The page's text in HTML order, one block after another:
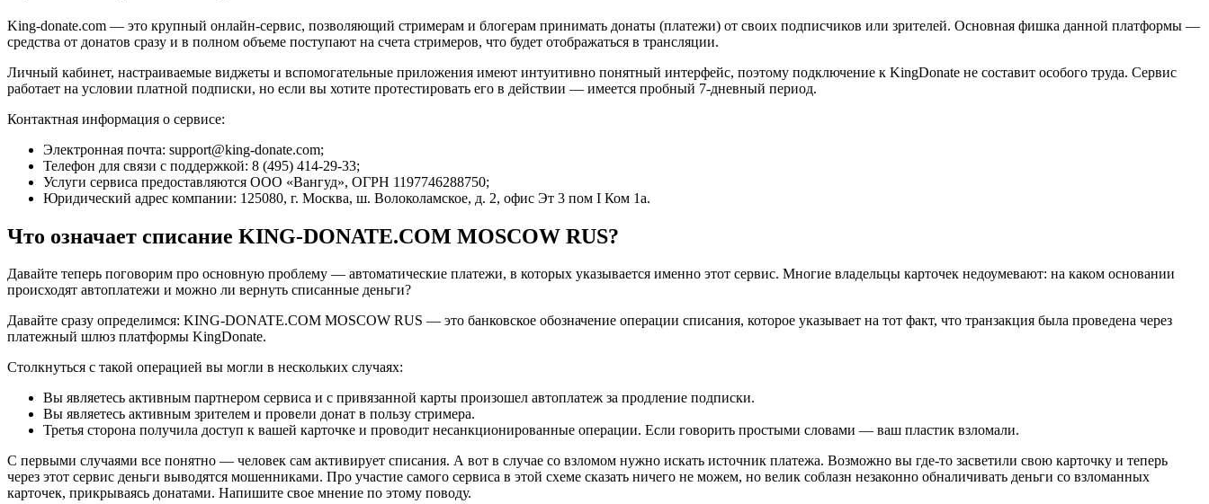
King-donate.com — это крупный онлайн-сервис, позволяющий стримерам и блогерам принимать донаты (платежи) от своих подписчиков или зрителей. Основная фишка данной платформы —
средства от донатов сразу и в полном объеме поступают на счета стримеров, что будет отображаться в трансляции.
Личный кабинет, настраиваемые виджеты и вспомогательные приложения имеют интуитивно понятный интерфейс, поэтому подключение к KingDonate не составит особого труда. Сервис
работает на условии платной подписки, но если вы хотите протестировать его в действии — имеется пробный 7-дневный период.
Контактная информация о сервисе:
Электронная почта: support@king-donate.com;
Телефон для связи с поддержкой: 8 (495) 414-29-33;
Услуги сервиса предоставляются ООО «Вангуд», ОГРН 1197746288750;
Юридический адрес компании: 125080, г. Москва, ш. Волоколамское, д. 2, офис Эт 3 пом I Ком 1а.
Что означает списание KING-DONATE.COM MOSCOW RUS?
Давайте теперь поговорим про основную проблему — автоматические платежи, в которых указывается именно этот сервис. Многие владельцы карточек недоумевают: на каком основании
происходят автоплатежи и можно ли вернуть списанные деньги?
Давайте сразу определимся: KING-DONATE.COM MOSCOW RUS — это банковское обозначение операции списания, которое указывает на тот факт, что транзакция была проведена через
платежный шлюз платформы KingDonate.
Столкнуться с такой операцией вы могли в нескольких случаях:
Вы являетесь активным партнером сервиса и с привязанной карты произошел автоплатеж за продление подписки.
Вы являетесь активным зрителем и провели донат в пользу стримера.
Третья сторона получила доступ к вашей карточке и проводит несанкционированные операции. Если говорить простыми словами — ваш пластик взломали.
С первыми случаями все понятно — человек сам активирует списания. А вот в случае со взломом нужно искать источник платежа. Возможно вы где-то засветили свою карточку и теперь
через этот сервис деньги выводятся мошенниками. Про участие самого сервиса в этой схеме сказать ничего не можем, но велик соблазн незаконно обналичивать деньги со взломанных
карточек, прикрываясь донатами. Напишите свое мнение по этому поводу.